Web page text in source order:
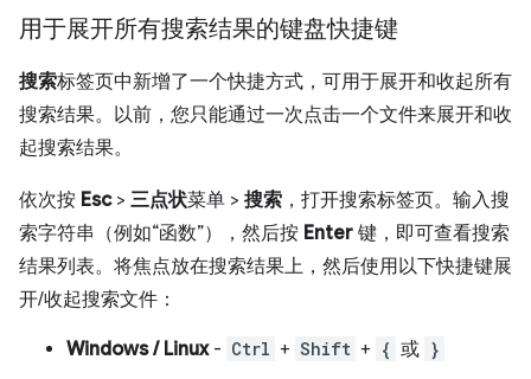
用于展开所有搜索结果的键盘快捷键
搜索标签页中新增了一个快捷方式，可用于展开和收起所有
搜索结果。以前，您只能通过一次点击一个文件来展开和收
起搜索结果。
依次按 Esc> 三点状菜单 > 搜索 ，打开搜索标签页。输入搜
索字符串（例如“函数”），然后按 Enter 键，即可查看搜索
结果列表。将焦点放在搜索结果上，然后使用以下快捷键展
开/收起搜索文件：
Windows / Linux- Ctrl + Shift + { 或 }